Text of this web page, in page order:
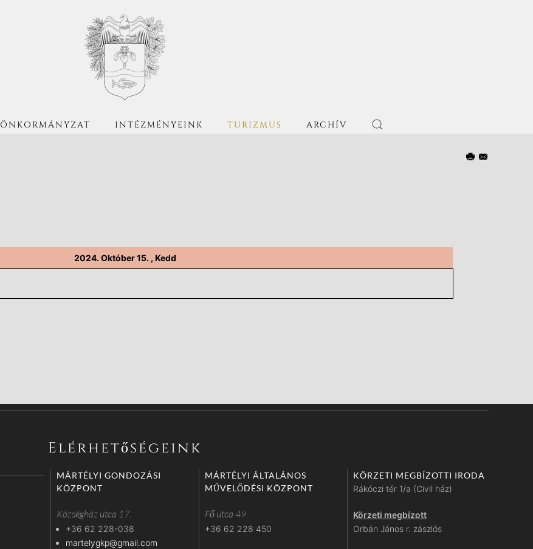
ÖNKORMÁNYZAT INTÉZMÉNYEINK TURIZMUS ARCHÍV
2024. Október 15. , Kedd
Elérhetőségeink
MÁRTÉLYI GONDOZÁSI
KÖZPONT
Községház utca 17.
+36 62 228-038
martelygkp@gmail.com
MÁRTÉLYI ÁLTALÁNOS
MŰVELŐDÉSI KÖZPONT
Fő utca 49.
+36 62 228 450
KÖRZETI MEGBÍZOTTI IRODA
Rákóczi tér 1/a (Civil ház)
Körzeti megbízott
Orbán János r. zászlós